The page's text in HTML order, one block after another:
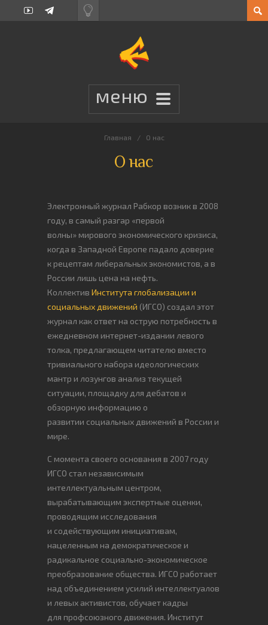
Главная О нас
О нас
Электронный журнал Рабкор возник в 2008
году, в самый разгар «первой
волны» мирового экономического кризиса,
когда в Западной Европе падало доверие
к рецептам либеральных экономистов, а в
России лишь цена на нефть.
Коллектив Института глобализации и
социальных движений (ИГСО) создал этот
журнал как ответ на острую потребность в
ежедневном интернет-издании левого
толка, предлагающем читателю вместо
тривиального набора идеологических
мантр и лозунгов анализ текущей
ситуации, площадку для дебатов и
обзорную информацию о
развитии социальных движений в России и
мире.
С момента своего основания в 2007 году
ИГСО стал независимым
интеллектуальным центром,
вырабатывающим экспертные оценки,
проводящим исследования
и содействующим инициативам,
нацеленным на демократическое и
радикальное социально-экономическое
преобразование общества. ИГСО работает
над объединением усилий интеллектуалов
и левых активистов, обучает кадры
для профсоюзного движения. Институт